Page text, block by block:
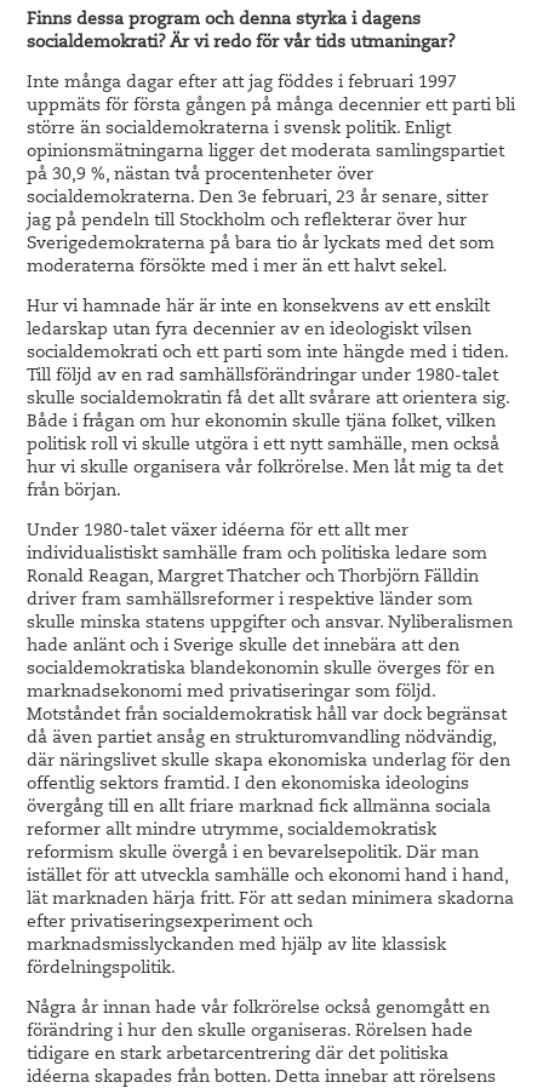
Finns dessa program och denna styrka i dagens
socialdemokrati? Är vi redo för vår tids utmaningar?
Inte många dagar efter att jag föddes i februari 1997
uppmäts för första gången på många decennier ett parti bli
större än socialdemokraterna i svensk politik. Enligt
opinionsmätningarna ligger det moderata samlingspartiet
på 30,9 %, nästan två procentenheter över
socialdemokraterna. Den 3e februari, 23 år senare, sitter
jag på pendeln till Stockholm och reflekterar över hur
Sverigedemokraterna på bara tio år lyckats med det som
moderaterna försökte med i mer än ett halvt sekel.
Hur vi hamnade här är inte en konsekvens av ett enskilt
ledarskap utan fyra decennier av en ideologiskt vilsen
socialdemokrati och ett parti som inte hängde med i tiden.
Till följd av en rad samhällsförändringar under 1980-talet
skulle socialdemokratin få det allt svårare att orientera sig.
Både i frågan om hur ekonomin skulle tjäna folket, vilken
politisk roll vi skulle utgöra i ett nytt samhälle, men också
hur vi skulle organisera vår folkrörelse. Men låt mig ta det
från början.
Under 1980-talet växer idéerna för ett allt mer
individualistiskt samhälle fram och politiska ledare som
Ronald Reagan, Margret Thatcher och Thorbjörn Fälldin
driver fram samhällsreformer i respektive länder som
skulle minska statens uppgifter och ansvar. Nyliberalismen
hade anlänt och i Sverige skulle det innebära att den
socialdemokratiska blandekonomin skulle överges för en
marknadsekonomi med privatiseringar som följd.
Motståndet från socialdemokratisk håll var dock begränsat
då även partiet ansåg en strukturomvandling nödvändig,
där näringslivet skulle skapa ekonomiska underlag för den
offentlig sektors framtid. I den ekonomiska ideologins
övergång till en allt friare marknad fick allmänna sociala
reformer allt mindre utrymme, socialdemokratisk
reformism skulle övergå i en bevarelsepolitik. Där man
istället för att utveckla samhälle och ekonomi hand i hand,
lät marknaden härja fritt. För att sedan minimera skadorna
efter privatiseringsexperiment och
marknadsmisslyckanden med hjälp av lite klassisk
fördelningspolitik.
Några år innan hade vår folkrörelse också genomgått en
förändring i hur den skulle organiseras. Rörelsen hade
tidigare en stark arbetarcentrering där det politiska
idéerna skapades från botten. Detta innebar att rörelsens